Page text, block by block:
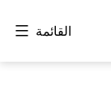
القائمة